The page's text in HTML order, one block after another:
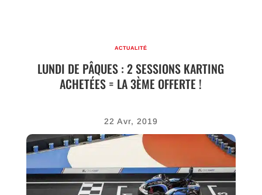
ACTUALITÉ
LUNDI DE PÂQUES : 2 SESSIONS KARTING
ACHETÉES = LA 3ÈME OFFERTE !
22 Avr, 2019